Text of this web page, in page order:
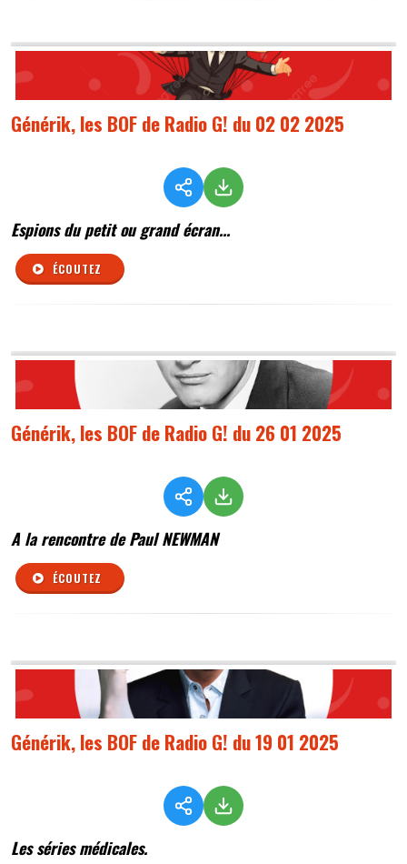
Générik, les BOF de Radio G! du 02 02 2025
Espions du petit ou grand écran...
ÉCOUTEZ
Générik, les BOF de Radio G! du 26 01 2025
A la rencontre de Paul NEWMAN
ÉCOUTEZ
Générik, les BOF de Radio G! du 19 01 2025
Les séries médicales.